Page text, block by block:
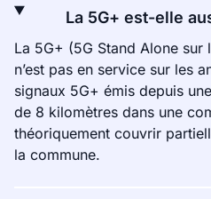
La 5G+ est-elle
La 5G+ (5G Stand Alone sur
n’est pas en service sur les
signaux 5G+ émis depuis
de 8 kilomètres dans une
théoriquement couvrir
la commune.